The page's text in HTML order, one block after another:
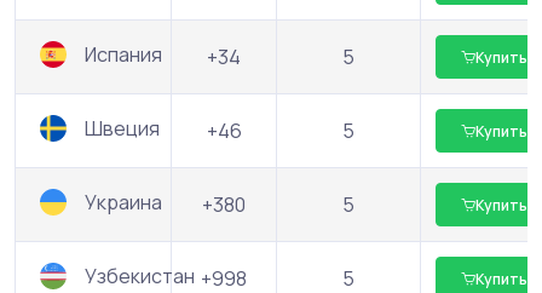
Испания +34 5 Купить
Швеция +46 5 Купить
Украина +380 5 Купить
Узбекистан +998 5 Купить